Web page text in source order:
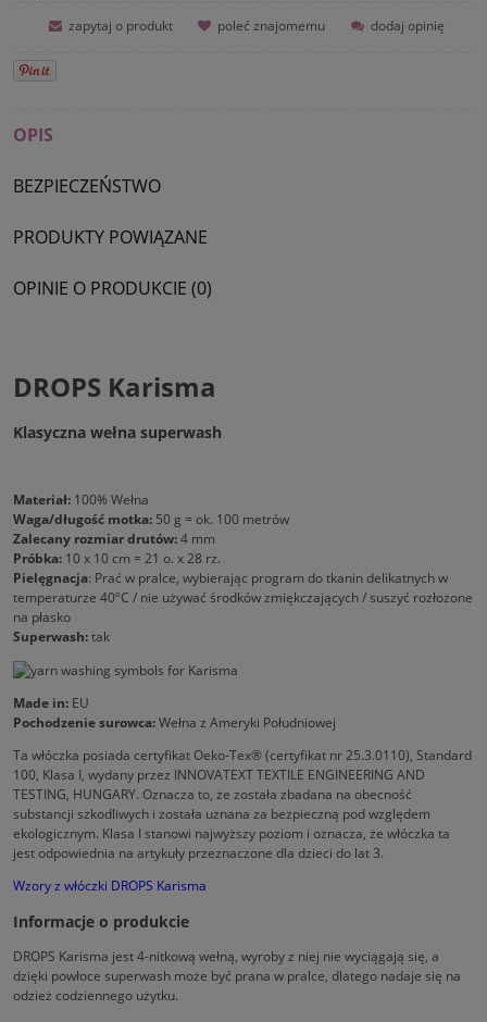
zapytaj o produkt poleć znajomemu dodaj opinię
OPIS
BEZPIECZEŃSTWO
PRODUKTY POWIĄZANE
OPINIE O PRODUKCIE (0)
DROPS Karisma
Klasyczna wełna superwash
Materiał: 100% Wełna
Waga/długość motka: 50 g = ok. 100 metrów
Zalecany rozmiar drutów:4 mm
Próbka: 10 x 10 cm = 21 o. x 28 rz.
Pielęgnacja: Prać w pralce, wybierając program do tkanin delikatnych w
temperaturze 40ºC / nie używać środków zmiękczających / suszyć rozłożone
na płasko
Superwash:tak
Made in: EU
Pochodzenie surowca:Wełna z Ameryki Południowej
Ta włóczka posiada certyfikat Oeko-Tex® (certyfikat nr 25.3.0110), Standard
100, Klasa I, wydany przez INNOVATEXT TEXTILE ENGINEERING AND
TESTING, HUNGARY. Oznacza to, że została zbadana na obecność
substancji szkodliwych i została uznana za bezpieczną pod względem
ekologicznym. Klasa I stanowi najwyższy poziom i oznacza, że włóczka ta
jest odpowiednia na artykuły przeznaczone dla dzieci do lat 3.
Wzory z włóczki DROPS Karisma
Informacje o produkcie
DROPS Karisma jest 4-nitkową wełną, wyroby z niej nie wyciągają się, a
dzięki powłoce superwash może być prana w pralce, dlatego nadaje się na
odzież codziennego użytku.